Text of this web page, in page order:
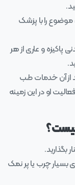
را با پزشک
پاکیزه و عاری از هر
از آن خدمات طب
او در این زمینه
بگذارید.
بسیار چرب یا پر نمک